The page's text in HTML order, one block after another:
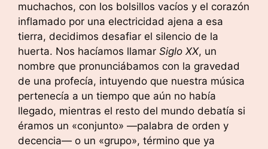
muchachos, con los bolsillos vacíos y el corazón
inflamado por una electricidad ajena a esa
tierra, decidimos desafiar el silencio de la
huerta. Nos hacíamos llamar Siglo XX, un
nombre que pronunciábamos con la gravedad
de una profecía, intuyendo que nuestra música
pertenecía a un tiempo que aún no había
llegado, mientras el resto del mundo debatía si
éramos un «conjunto» —palabra de orden y
decencia— o un «grupo», término que ya